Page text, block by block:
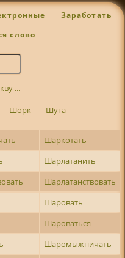
Заработать
слово
...
- Шорк - Шуга -
Шаркотать
Шарлатанить
Шарлатанствовать
Шаровать
Шароваться
Шаромыжничать